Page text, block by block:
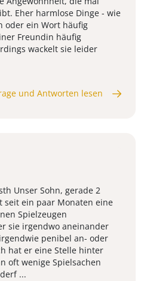
Eher harmlose Dinge - wie
oder ein Wort häufig
Freundin häufig
wackelt sie leider
und Antworten lesen
Unser Sohn, gerade 2
seit ein paar Monaten eine
Spielzeugen
sie irgendwo aneinander
penibel an- oder
hat er eine Stelle hinter
oft wenige Spielsachen
...